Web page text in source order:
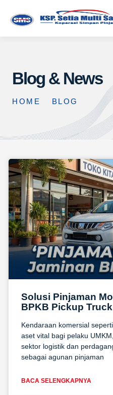
Blog & News
HOME BLOG
Solusi Pinjaman
BPKB Pickup Truck
Kendaraan komersial
aset vital bagi pelaku
sektor logistik dan
sebagai agunan pinjaman
BACA SELENGKAPNYA